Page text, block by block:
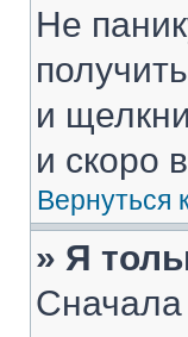
Не
и
и скоро
Вернуться
» Я
Сначала